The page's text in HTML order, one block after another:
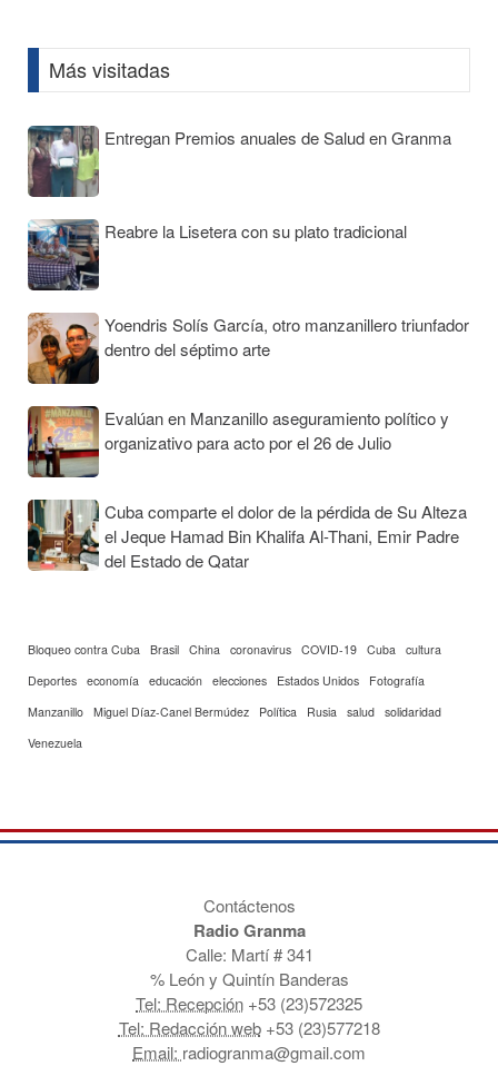
Más visitadas
Entregan Premios anuales de Salud en Granma
Reabre la Lisetera con su plato tradicional
Yoendris Solís García, otro manzanillero triunfador
dentro del séptimo arte
Evalúan en Manzanillo aseguramiento político y
organizativo para acto por el 26 de Julio
Cuba comparte el dolor de la pérdida de Su Alteza
el Jeque Hamad Bin Khalifa Al-Thani, Emir Padre
del Estado de Qatar
Bloqueo contra Cuba Brasil China coronavirus COVID-19 Cuba
cultura
Deportes economía educación elecciones Estados Unidos
Fotografía
Manzanillo Miguel Díaz-Canel Bermúdez Política Rusia salud solidaridad
Venezuela
Contáctenos
Radio Granma
Calle: Martí # 341
% León y Quintín Banderas
Tel: Recepción +53 (23)572325
Tel: Redacción web+53 (23)577218
Email: radiogranma@gmail.com